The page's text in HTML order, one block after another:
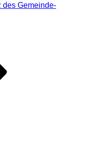
des Gemeinde-